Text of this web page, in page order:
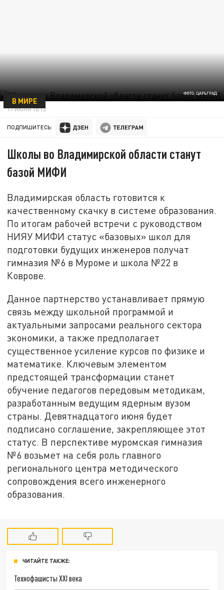
ФОТО: ЦАРЬГРАД
В МИРЕ
17 ИЮНЯ 16:12
ПОДПИШИТЕСЬ:
Школы во Владимирской области станут
базой МИФИ
Владимирская область готовится к
качественному скачку в системе образования.
По итогам рабочей встречи с руководством
НИЯУ МИФИ статус «базовых» школ для
подготовки будущих инженеров получат
гимназия №6 в Муроме и школа №22 в
Коврове.
Данное партнерство устанавливает прямую
связь между школьной программой и
актуальными запросами реального сектора
экономики, а также предполагает
существенное усиление курсов по физике и
математике. Ключевым элементом
предстоящей трансформации станет
обучение педагогов передовым методикам,
разработанным ведущим ядерным вузом
страны. Девятнадцатого июня будет
подписано соглашение, закрепляющее этот
статус. В перспективе муромская гимназия
№6 возьмет на себя роль главного
регионального центра методического
сопровождения всего инженерного
образования.
ЧИТАЙТЕ ТАКЖЕ:
Технофашисты XXI века